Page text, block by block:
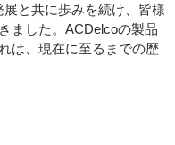
と共に歩みを続け、皆様
ました。ACDelcoの製品
は、現在に至るまでの歴